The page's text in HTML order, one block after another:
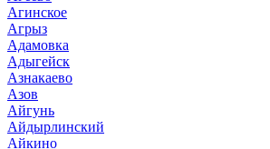
Агинское
Агрыз
Адамовка
Адыгейск
Азнакаево
Азов
Айгунь
Айдырлинский
Айкино